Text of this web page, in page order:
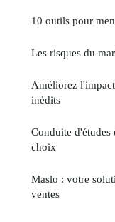
10 outils pour
Les risques du
Améliorez
inédits
Conduite d'études
choix
Maslo : votre
ventes